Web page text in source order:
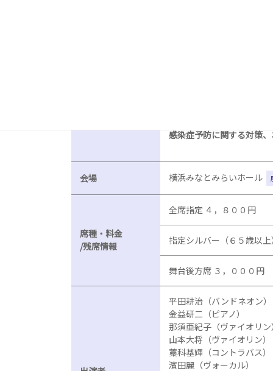
感染症予防に関する対策
会場 横浜みなとみらいホール
席種・料金
/残席情報
全席指定 ４，８００円
指定シルバー（６５歳以
舞台後方席 ３，０００円
平田耕治（バンドネオン）
金益研二（ピアノ）
那須亜紀子（ヴァイオリ
山本大将（ヴァイオリン）
藁科基輝（コントラバス）
濱田麗（ヴォーカル）